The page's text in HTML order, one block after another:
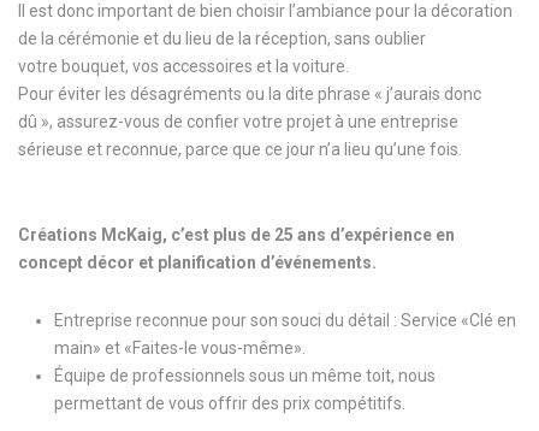
Il est donc important de bien choisir l’ambiance pour la décoration
de la cérémonie et du lieu de la réception, sans oublier
votre bouquet, vos accessoires et la voiture.
Pour éviter les désagréments ou la dite phrase « j’aurais donc
dû », assurez-vous de confier votre projet à une entreprise
sérieuse et reconnue, parce que ce jour n’a lieu qu’une fois.
Créations McKaig, c’est plus de 25 ans d’expérience en
concept décor et planification d’événements.
Entreprise reconnue pour son souci du détail : Service «Clé en
main» et «Faites-le vous-même».
Équipe de professionnels sous un même toit, nous
permettant de vous offrir des prix compétitifs.